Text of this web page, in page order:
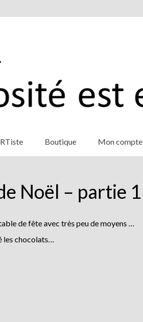
Boutique Mon compte
Noël – partie 1
de fête avec très peu de moyens …
chocolats…